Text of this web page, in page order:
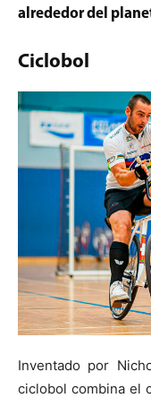
alrededor del
Ciclobol
Inventado por
ciclobol combina el